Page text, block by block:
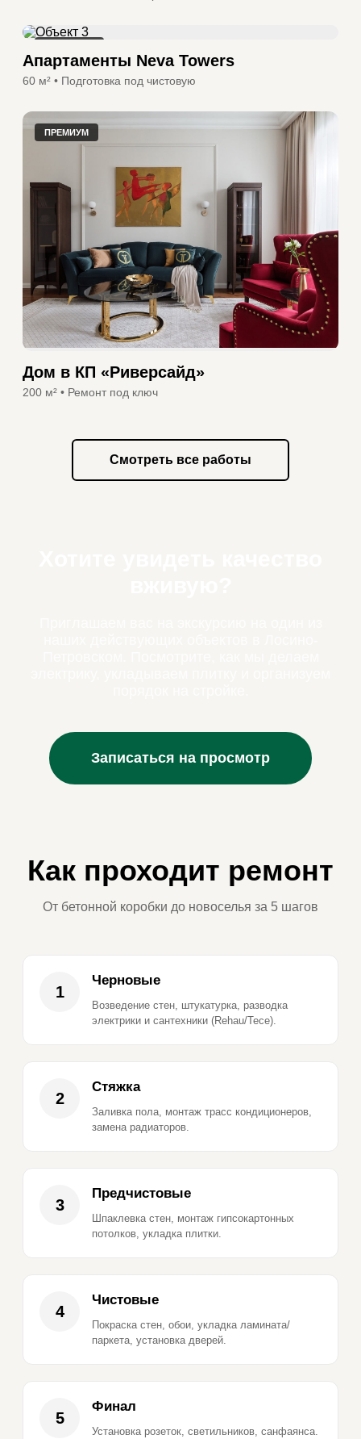
Апартаменты Neva Towers
60 м² • Подготовка под чистовую
ПРЕМИУМ
Дом в КП «Риверсайд»
200 м² • Ремонт под ключ
Смотреть все работы
Записаться на просмотр
Как проходит ремонт
От бетонной коробки до новоселья за 5 шагов
1
Черновые
Возведение стен, штукатурка, разводка
электрики и сантехники (Rehau/Tece).
2
Стяжка
Заливка пола, монтаж трасс кондиционеров,
замена радиаторов.
3
Предчистовые
Шпаклевка стен, монтаж гипсокартонных
потолков, укладка плитки.
4
Чистовые
Покраска стен, обои, укладка ламината/
паркета, установка дверей.
5
Финал
Установка розеток, светильников, санфаянса.